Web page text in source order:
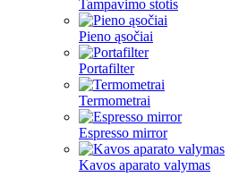
Tampavimo stotis
Pieno ąsočiai
Portafilter
Termometrai
Espresso mirror
Kavos aparato valymas